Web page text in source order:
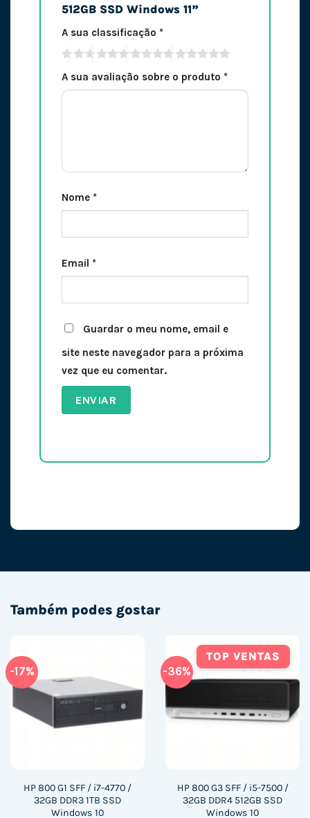
512GB SSD Windows 11”
A sua classificação *
A sua avaliação sobre o produto *
Nome *
Email *
Guardar o meu nome, email e
site neste navegador para a próxima
vez que eu comentar.
Também podes gostar
-17%
HP 800 G1 SFF / i7-4770 /
32GB DDR3 1TB SSD
Windows 10
-36%
TOP VENTAS
HP 800 G3 SFF / i5-7500 /
32GB DDR4 512GB SSD
Windows 10